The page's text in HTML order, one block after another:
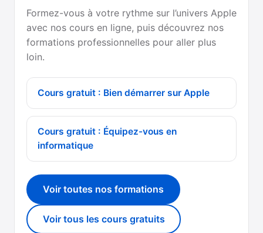
Formez-vous à votre rythme sur l’univers Apple
avec nos cours en ligne, puis découvrez nos
formations professionnelles pour aller plus
loin.
Cours gratuit : Bien démarrer sur Apple
Cours gratuit : Équipez-vous en
informatique
Voir toutes nos formations
Voir tous les cours gratuits